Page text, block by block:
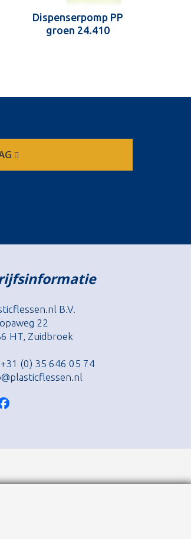
Dispenserpomp PP
groen 24.410
B.V.
22
HT, Zuidbroek
(0) 35 646 05 74